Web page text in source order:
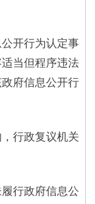
开行为认定事
当但程序违法
府信息公开行
行政复议机关
行政府信息公